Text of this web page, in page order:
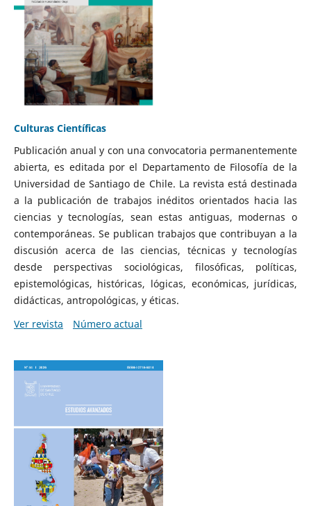
Culturas Científicas
Publicación anual y con una convocatoria permanentemente
abierta, es editada por el Departamento de Filosofía de la
Universidad de Santiago de Chile. La revista está destinada
a la publicación de trabajos inéditos orientados hacia las
ciencias y tecnologías, sean estas antiguas, modernas o
contemporáneas. Se publican trabajos que contribuyan a la
discusión acerca de las ciencias, técnicas y tecnologías
desde perspectivas sociológicas, filosóficas, políticas,
epistemológicas, históricas, lógicas, económicas, jurídicas,
didácticas, antropológicas, y éticas.
Ver revista
Número actual